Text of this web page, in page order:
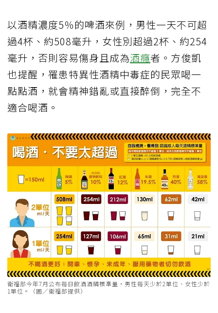
以酒精濃度5％的啤酒來例，男性一天不可超
過4杯、約508毫升，女性別超過2杯、約254
毫升，否則容易傷身且成為酒癮者。方俊凱
也提醒，罹患特異性酒精中毒症的民眾喝一
點點酒，就會精神錯亂或直接醉倒，完全不
適合喝酒。
衛福部今年7月公布每日飲酒酒精標準量，男性每天少於2單位、女性少於
1單位。（圖／衛福部提供）